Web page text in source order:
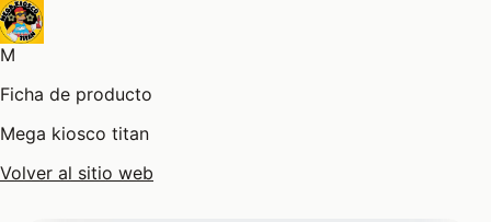
M
Ficha de producto
Mega kiosco titan
Volver al sitio web